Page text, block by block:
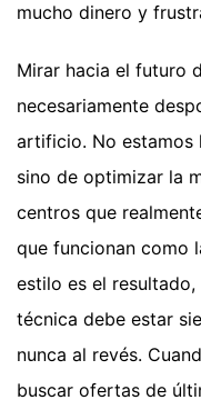
mucho dinero y
Mirar hacia el futuro
necesariamente
artificio. No estamos
sino de optimizar la
centros que
que funcionan como
estilo es el
técnica debe estar
nunca al revés.
buscar ofertas de